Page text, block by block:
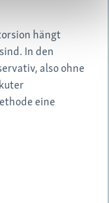
hängt
In den
also ohne
eine